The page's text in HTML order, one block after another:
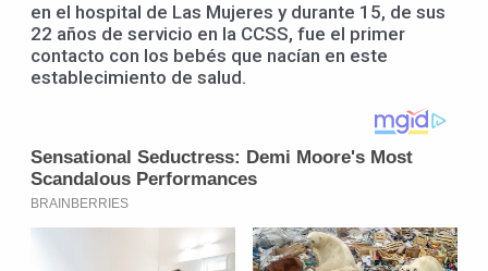
en el hospital de Las Mujeres y durante 15, de sus
22 años de servicio en la CCSS, fue el primer
contacto con los bebés que nacían en este
establecimiento de salud.